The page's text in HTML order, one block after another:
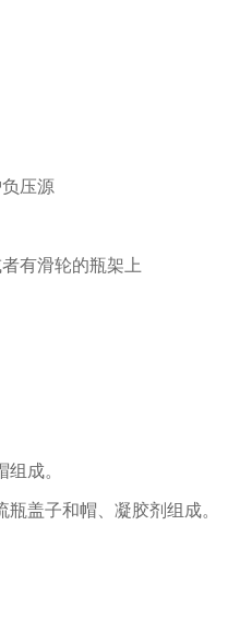
压源
有滑轮的瓶架上
成。
盖子和帽、凝胶剂组成。